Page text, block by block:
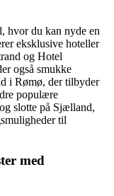
hvor du kan nyde en
eksklusive hoteller
og Hotel
også smukke
i Rømø, der tilbyder
populære
slotte på Sjælland,
til
med